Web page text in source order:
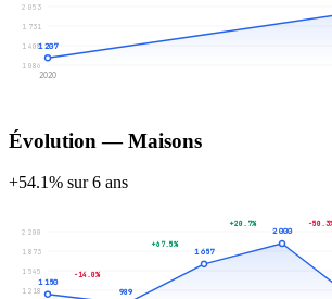
1 086
1 408
1 731
2 053
1 207
2020
Évolution — Maisons
+54.1% sur 6 ans
1 218
1 545
1 873
2 200
1 150
989
1 657
2 000
-14.0%
+67.5%
+20.7% -